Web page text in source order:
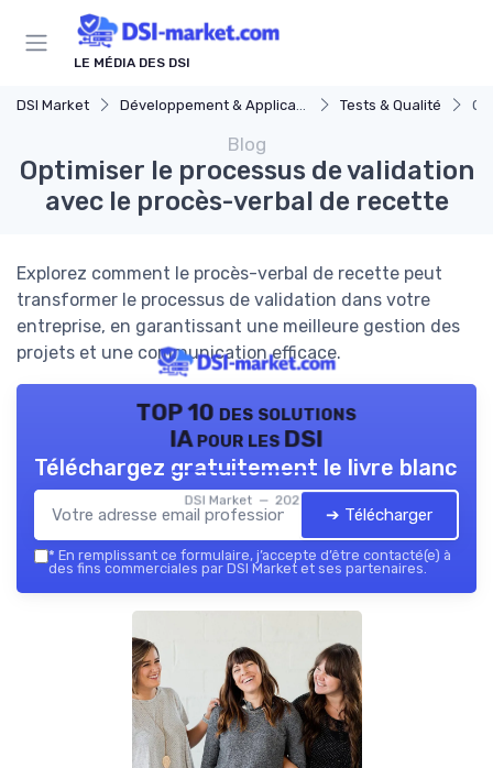
LE MÉDIA DES DSI
DSI Market Développement & Applications Tests & Qualité
Blog
Optimiser le processus de validation
avec le procès-verbal de recette
Explorez comment le procès-verbal de recette peut
transformer le processus de validation dans votre
entreprise, en garantissant une meilleure gestion des
projets et une communication efficace.
TOP 10 des solutions
IA pour les DSI
DSI Market — 2026
Téléchargez gratuitement le livre blanc
➔ Télécharger
* En remplissant ce formulaire, j’accepte d’être contacté(e) à
des fins commerciales par DSI Market et ses partenaires.
Panneau de gestion des cookies